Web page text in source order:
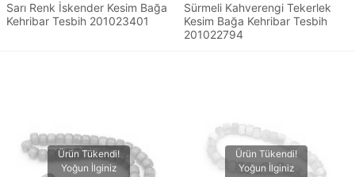
Sarı Renk İskender Kesim Bağa
Kehribar Tesbih 201023401
Sürmeli Kahverengi Tekerlek
Kesim Bağa Kehribar Tesbih
201022794